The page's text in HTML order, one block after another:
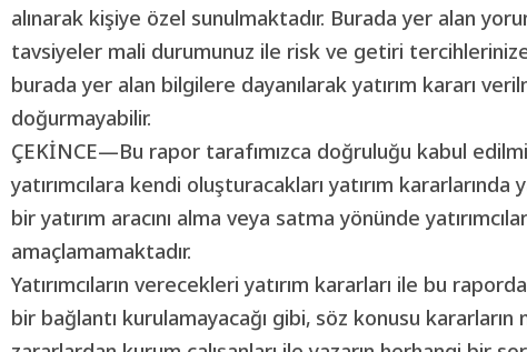
alınarak kişiye özel sunulmaktadır. Burada yer alan
tavsiyeler mali durumunuz ile risk ve getiri
burada yer alan bilgilere dayanılarak yatırım kararı
doğurmayabilir.
ÇEKİNCE—Bu rapor tarafımızca doğruluğu kabul
yatırımcılara kendi oluşturacakları yatırım
bir yatırım aracını alma veya satma yönünde
amaçlamamaktadır.
Yatırımcıların verecekleri yatırım kararları ile bu
bir bağlantı kurulamayacağı gibi, söz konusu